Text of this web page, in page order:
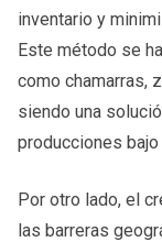
inventario y
Este método se
como chamarras,
siendo una
producciones bajo
Por otro lado, el
las barreras